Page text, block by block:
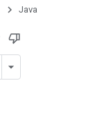
Java